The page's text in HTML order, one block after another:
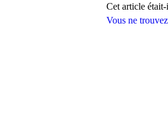
Vous ne
Cet article